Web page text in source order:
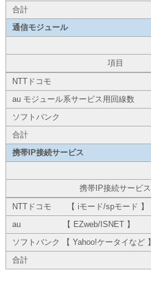
合計
通信モジュール
項目
NTTドコモ
au モジュール系サービス用回線数
ソフトバンク
合計
携帯IP接続サービス
携帯IP接続サービス
NTTドコモ 【 iモード/spモード 】
au 【 EZweb/ISNET 】
ソフトバンク 【 Yahoo!ケータイなど 】
合計